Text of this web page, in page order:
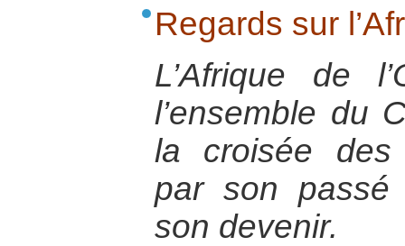
Regards sur
L’Afrique de
l’ensemble du
la croisée des
par son passé
son devenir.